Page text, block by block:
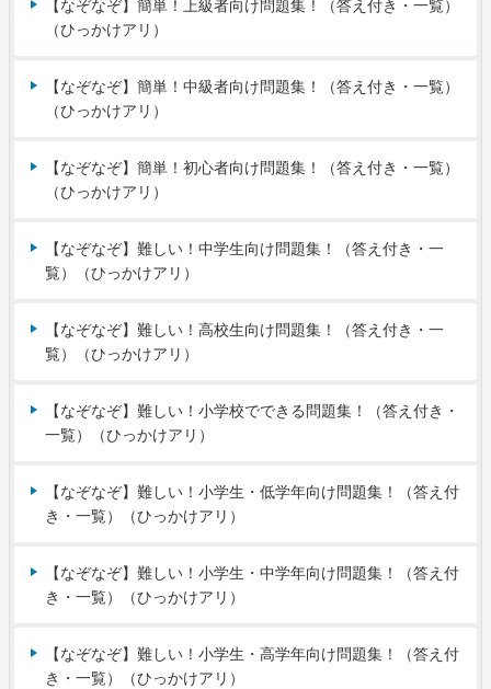
【なぞなぞ】簡単！上級者向け問題集！（答え付き・一覧）
（ひっかけアリ）
【なぞなぞ】簡単！中級者向け問題集！（答え付き・一覧）
（ひっかけアリ）
【なぞなぞ】簡単！初心者向け問題集！（答え付き・一覧）
（ひっかけアリ）
【なぞなぞ】難しい！中学生向け問題集！（答え付き・一
覧）（ひっかけアリ）
【なぞなぞ】難しい！高校生向け問題集！（答え付き・一
覧）（ひっかけアリ）
【なぞなぞ】難しい！小学校でできる問題集！（答え付き・
一覧）（ひっかけアリ）
【なぞなぞ】難しい！小学生・低学年向け問題集！（答え付
き・一覧）（ひっかけアリ）
【なぞなぞ】難しい！小学生・中学年向け問題集！（答え付
き・一覧）（ひっかけアリ）
【なぞなぞ】難しい！小学生・高学年向け問題集！（答え付
き・一覧）（ひっかけアリ）